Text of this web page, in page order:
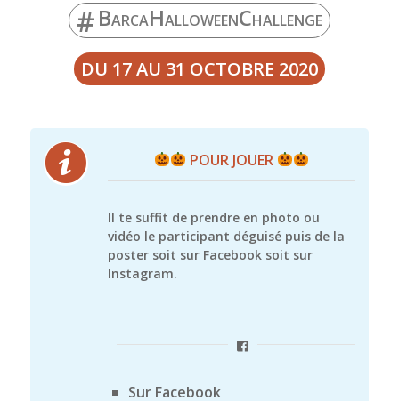
# BARCAHALLOWEENCHALLENGE
DU 17 AU 31 OCTOBRE 2020
POUR JOUER
Il te suffit de prendre en photo ou
vidéo le participant déguisé puis de la
poster soit sur Facebook soit sur
Instagram.
Sur Facebook